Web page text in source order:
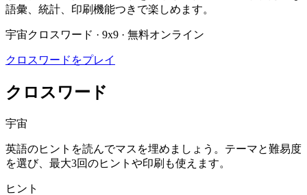
語彙、統計、印刷機能つきで楽しめます。
宇宙クロスワード · 9x9 · 無料オンライン
クロスワードをプレイ
クロスワード
宇宙
英語のヒントを読んでマスを埋めましょう。テーマと難易度
を選び、最大3回のヒントや印刷も使えます。
ヒント